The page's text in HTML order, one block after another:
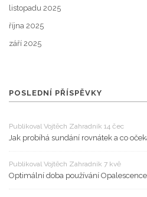
listopadu 2025
října 2025
září 2025
POSLEDNÍ PŘÍSPĚVKY
Publikoval Vojtěch Zahradník 14 čec
Jak probíhá sundání rovnátek a co
Publikoval Vojtěch Zahradník 7 kvě
Optimální doba používání